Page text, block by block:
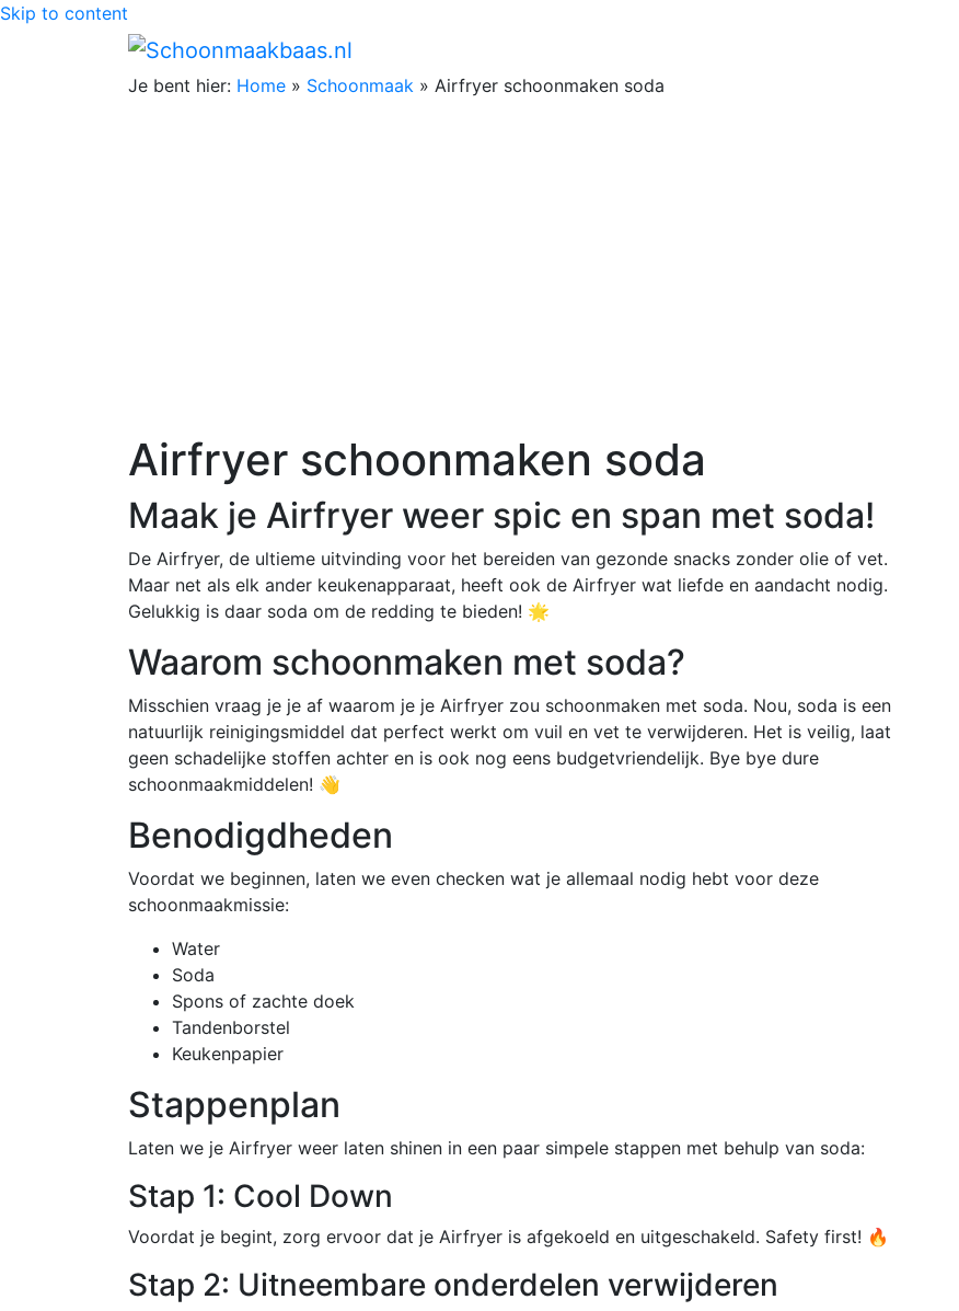
Skip to content
Je bent hier: Home » Schoonmaak » Airfryer schoonmaken soda
Airfryer schoonmaken soda
Maak je Airfryer weer spic en span met soda!
De Airfryer, de ultieme uitvinding voor het bereiden van gezonde snacks zonder olie of vet.
Maar net als elk ander keukenapparaat, heeft ook de Airfryer wat liefde en aandacht nodig.
Gelukkig is daar soda om de redding te bieden! 🌟
Waarom schoonmaken met soda?
Misschien vraag je je af waarom je je Airfryer zou schoonmaken met soda. Nou, soda is een
natuurlijk reinigingsmiddel dat perfect werkt om vuil en vet te verwijderen. Het is veilig, laat
geen schadelijke stoffen achter en is ook nog eens budgetvriendelijk. Bye bye dure
schoonmaakmiddelen! 👋
Benodigdheden
Voordat we beginnen, laten we even checken wat je allemaal nodig hebt voor deze
schoonmaakmissie:
Water
Soda
Spons of zachte doek
Tandenborstel
Keukenpapier
Stappenplan
Laten we je Airfryer weer laten shinen in een paar simpele stappen met behulp van soda:
Stap 1: Cool Down
Voordat je begint, zorg ervoor dat je Airfryer is afgekoeld en uitgeschakeld. Safety first! 🔥
Stap 2: Uitneembare onderdelen verwijderen